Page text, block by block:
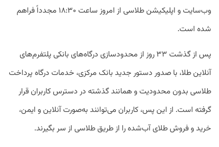
وب‌سایت و اپلیکیشن طلاسی از امروز ساعت ۱۸:۳۰ مجدداً فراهم
شده است.
پس از گذشت ۳۳ روز از محدودسازی درگاه‌های بانکی پلتفرم‌های
آنلاین طلا، با صدور دستور جدید بانک مرکزی، خدمات درگاه پرداخت
طلاسی بدون محدودیت و همانند گذشته در دسترس کاربران قرار
گرفته است. از این پس، کاربران می‌توانند به‌صورت آنلاین و ایمن،
خرید و فروش طلای آب‌شده را از طریق طلاسی از سر بگیرند.